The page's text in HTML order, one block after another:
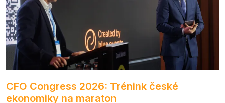
CFO Congress 2026: Trénink české
ekonomiky na maraton